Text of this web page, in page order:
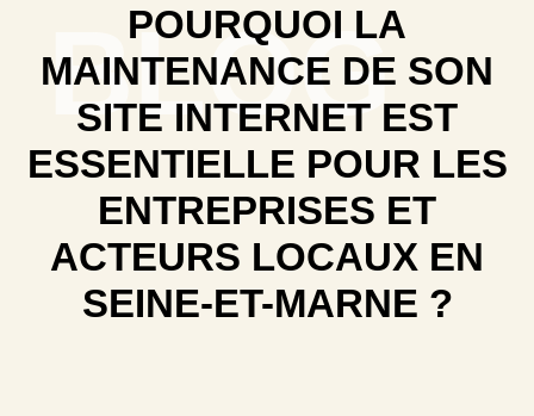
POURQUOI LA
MAINTENANCE DE SON
SITE INTERNET EST
ESSENTIELLE POUR LES
ENTREPRISES ET
ACTEURS LOCAUX EN
SEINE-ET-MARNE ?
BLOG